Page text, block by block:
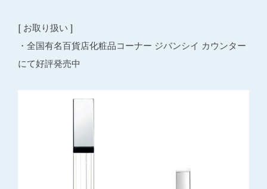
[ お取り扱い ]
・全国有名百貨店化粧品コーナー ジバンシイ カウンター
にて好評発売中